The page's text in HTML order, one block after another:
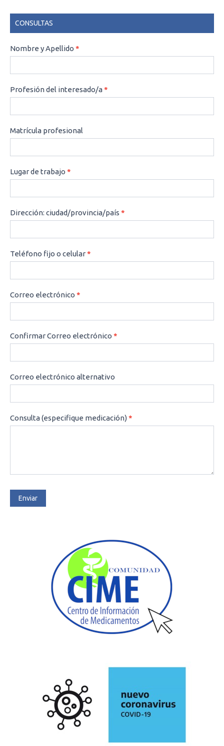
CONSULTAS
CONSULTAS
Nombre y Apellido *
Profesión del interesado/a*
Matrícula profesional
Lugar de trabajo *
Dirección: ciudad/provincia/país *
Teléfono fijo o celular*
Correo electrónico *
Confirmar Correo electrónico *
Correo electrónico alternativo
Consulta (especifique medicación)*
Enviar